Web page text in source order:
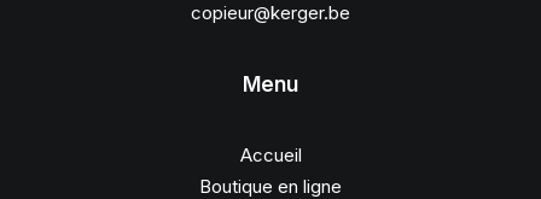
copieur@kerger.be
Menu
Accueil
Boutique en ligne